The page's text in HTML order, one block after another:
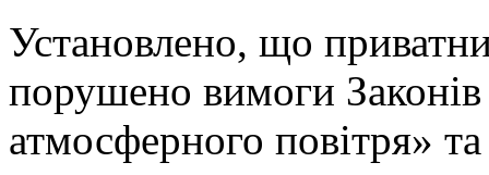
Установлено, що
порушено вимоги
атмосферного повітря»